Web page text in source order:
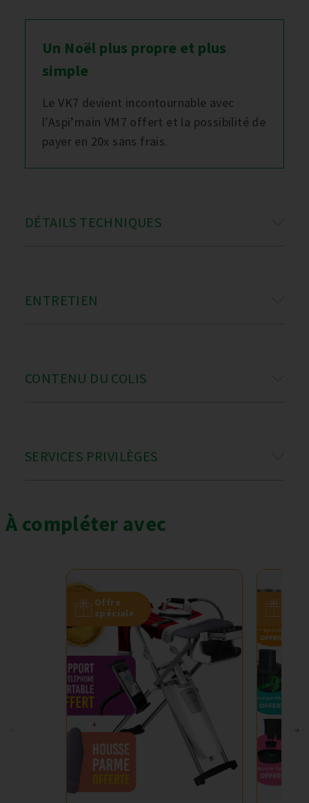
Un Noël plus propre et plus
simple
Le VK7 devient incontournable avec
l’Aspi’main VM7 offert et la possibilité de
payer en 20x sans frais.
DÉTAILS TECHNIQUES
ENTRETIEN
CONTENU DU COLIS
SERVICES PRIVILÈGES
À compléter avec
Offre
spéciale